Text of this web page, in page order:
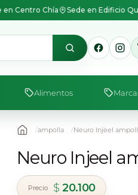
en Centro Chía Sede en Edificio
Alimentos
ampolla Neuro Injeel
Neuro Injeel
$ 20.100